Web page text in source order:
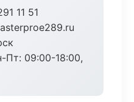
11 51
Пт: 09:00-18:00,